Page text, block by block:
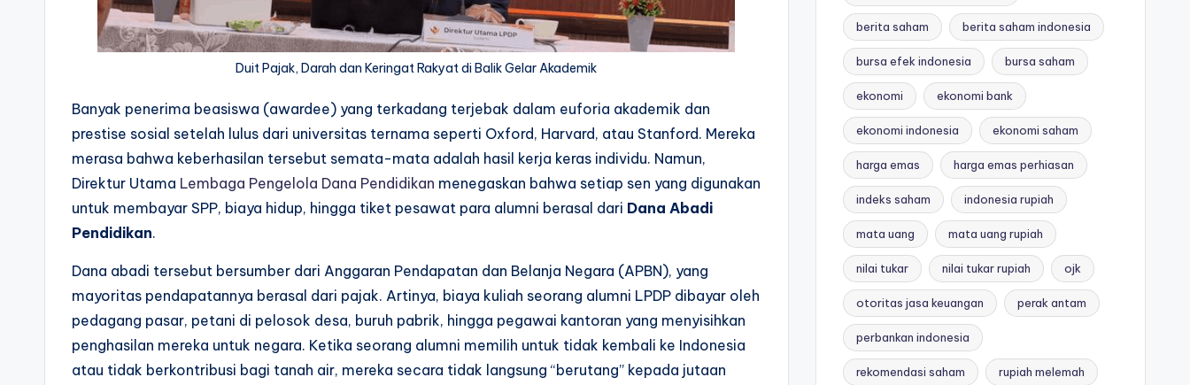
Duit Pajak, Darah dan Keringat Rakyat di Balik Gelar Akademik
Banyak penerima beasiswa (awardee) yang terkadang terjebak dalam euforia akademik dan
prestise sosial setelah lulus dari universitas ternama seperti Oxford, Harvard, atau Stanford. Mereka
merasa bahwa keberhasilan tersebut semata-mata adalah hasil kerja keras individu. Namun,
Direktur Utama Lembaga Pengelola Dana Pendidikan menegaskan bahwa setiap sen yang digunakan
untuk membayar SPP, biaya hidup, hingga tiket pesawat para alumni berasal dari Dana Abadi
Pendidikan.
Dana abadi tersebut bersumber dari Anggaran Pendapatan dan Belanja Negara (APBN), yang
mayoritas pendapatannya berasal dari pajak. Artinya, biaya kuliah seorang alumni LPDP dibayar oleh
pedagang pasar, petani di pelosok desa, buruh pabrik, hingga pegawai kantoran yang menyisihkan
penghasilan mereka untuk negara. Ketika seorang alumni memilih untuk tidak kembali ke Indonesia
atau tidak berkontribusi bagi tanah air, mereka secara tidak langsung “berutang” kepada jutaan
berita saham berita saham indonesia
bursa efek indonesia bursa saham
ekonomi ekonomi bank
ekonomi indonesia ekonomi saham
harga emas harga emas perhiasan
indeks saham indonesia rupiah
mata uang mata uang rupiah
nilai tukar nilai tukar rupiah ojk
otoritas jasa keuangan perak antam
perbankan indonesia
rekomendasi saham rupiah melemah